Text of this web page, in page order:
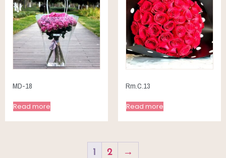
MD-18
Read more
Rm.C.13
Read more
1 2 →